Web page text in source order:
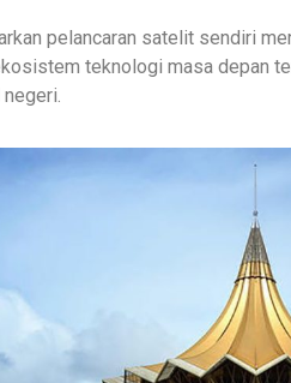
pelancaran satelit sendiri
teknologi masa depan